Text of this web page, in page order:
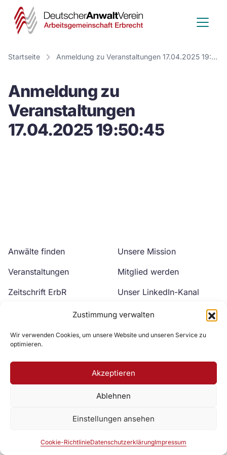
Zustimmung verwalten
Wir verwenden Cookies, um unsere Website und unseren Service zu
optimieren.
Akzeptieren
Ablehnen
Einstellungen ansehen
Cookie-RichtlinieDatenschutzerklärungImpressum
Deutscher
Anwalt
Verein
Startseite Anmeldung zu Veranstaltungen 17.04.2025 19:50:45
Anmeldung zu
Veranstaltungen
17.04.2025 19:50:45
Anwälte finden
Veranstaltungen
Zeitschrift ErbR
Unsere Mission
Mitglied werden
Unser LinkedIn-Kanal
Unser YouTube-Kanal
Zur DAV Webseite